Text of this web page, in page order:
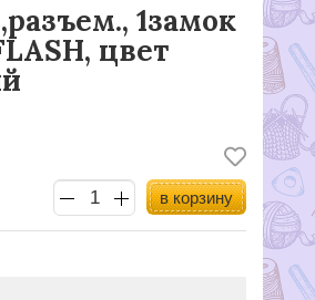
1замок
цвет
в корзину